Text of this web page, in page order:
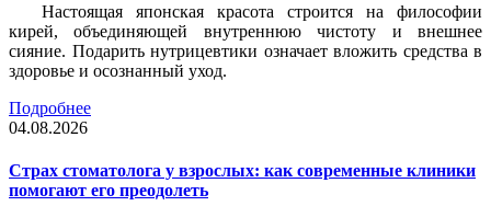
Настоящая японская красота строится на философии
кирей, объединяющей внутреннюю чистоту и внешнее
сияние. Подарить нутрицевтики означает вложить средства в
здоровье и осознанный уход.
Подробнее
04.08.2026
Страх стоматолога у взрослых: как современные клиники
помогают его преодолеть